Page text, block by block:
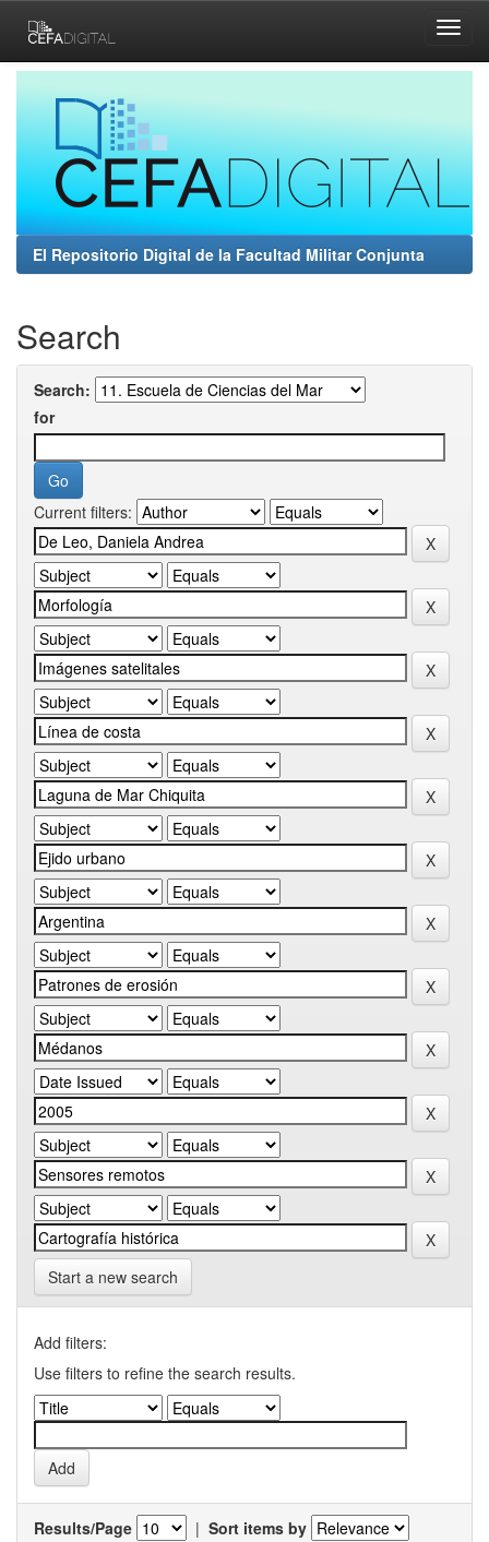
navigation
El Repositorio Digital de la Facultad Militar Conjunta
Search
Search:
for
Current filters:
Start a new search
Add filters:
Use filters to refine the search results.
Results/Page | Sort items by